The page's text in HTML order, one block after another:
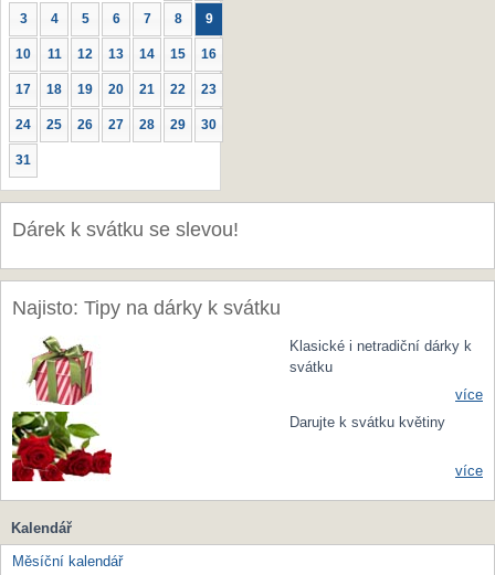
3 4 5 6 7 8 9
10 11 12 13 14 15 16
17 18 19 20 21 22 23
24 25 26 27 28 29 30
31
Dárek k svátku se slevou!
Najisto: Tipy na dárky k svátku
Klasické i netradiční dárky k
svátku
více
Darujte k svátku květiny
více
Kalendář
Měsíční kalendář